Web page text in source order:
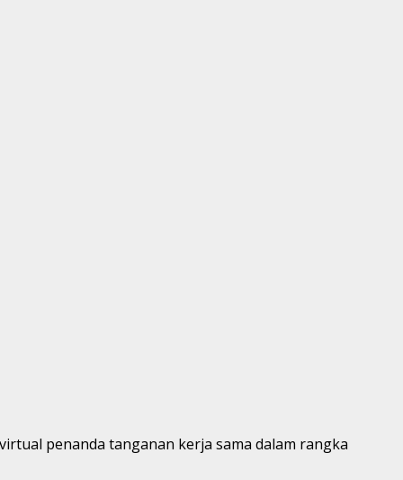
penanda tanganan kerja sama dalam rangka